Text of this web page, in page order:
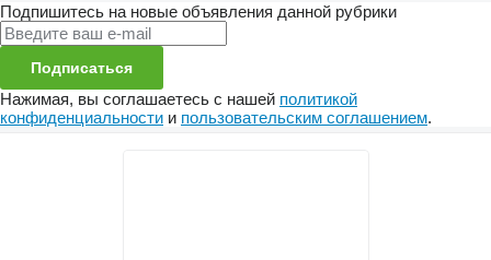
Подпишитесь на новые объявления данной рубрики
Подписаться
Нажимая, вы соглашаетесь с нашей политикой
конфиденциальности и пользовательским соглашением.